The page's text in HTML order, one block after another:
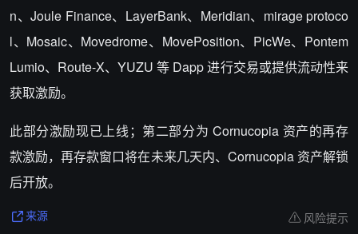
n、Joule Finance、LayerBank、Meridian、mirage protoco
l、Mosaic、Movedrome、MovePosition、PicWe、Pontem
Lumio、Route-X、YUZU 等 Dapp 进行交易或提供流动性来
获取激励。
此部分激励现已上线；第二部分为 Cornucopia 资产的再存
款激励，再存款窗口将在未来几天内、Cornucopia 资产解锁
后开放。
来源 风险提示